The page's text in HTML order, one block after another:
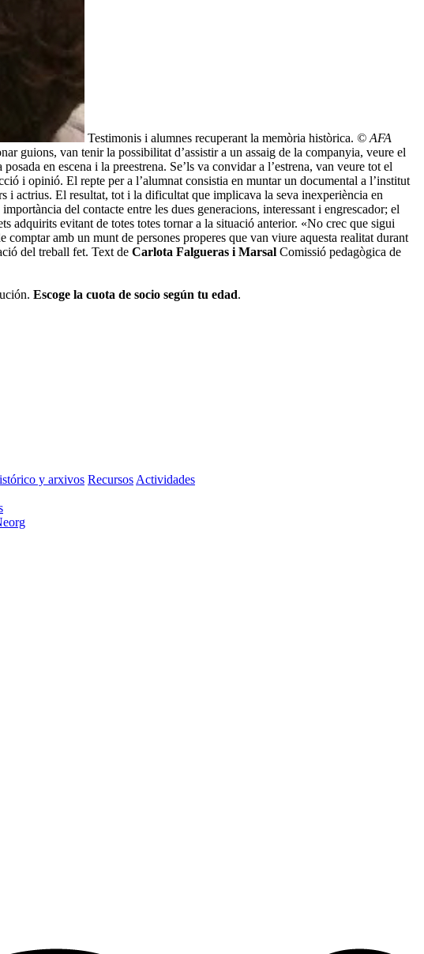
Testimonis i alumnes recuperant la memòria històrica. © AFA
guions, van tenir la possibilitat d’assistir a un assaig de la companyia, veure el
en escena i la preestrena. Se’ls va convidar a l’estrena, van veure tot el
i opinió. El repte per a l’alumnat consistia en muntar un documental a l’institut
i actrius. El resultat, tot i la dificultat que implicava la seva inexperiència en
del contacte entre les dues generacions, interessant i engrescador; el
adquirits evitant de totes totes tornar a la situació anterior. «No crec que sigui
amb un munt de persones properes que van viure aquesta realitat durant
del treball fet. Text de Carlota Falgueras i Marsal Comissió pedagògica de
Escoge la cuota de socio según tu edad.
y arxivos Recursos Actividades